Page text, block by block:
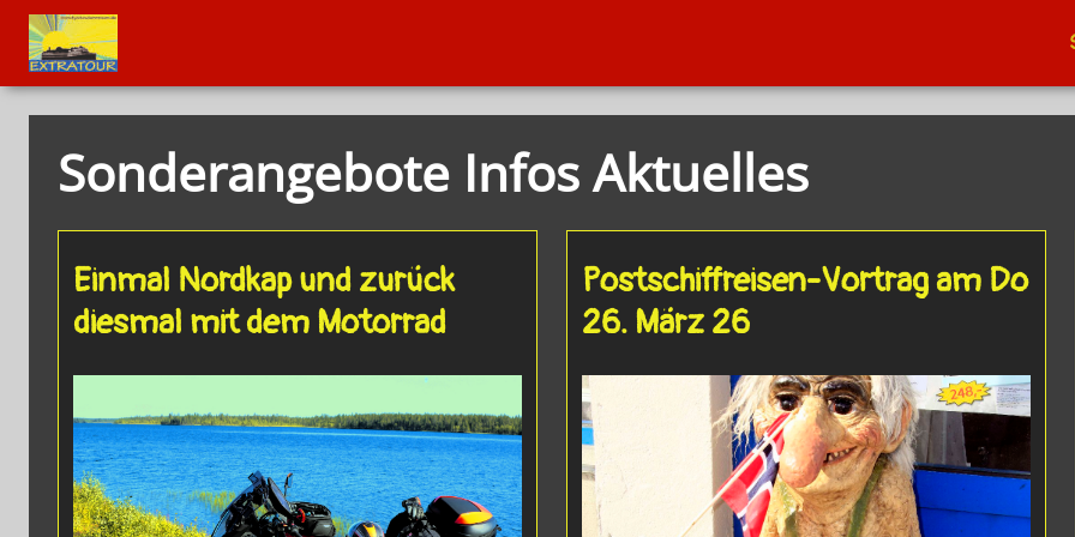
Sonderangebote Infos Aktuelles
Einmal Nordkap und zurück
diesmal mit dem Motorrad
Postschiffreisen-Vortrag am Do
26. März 26